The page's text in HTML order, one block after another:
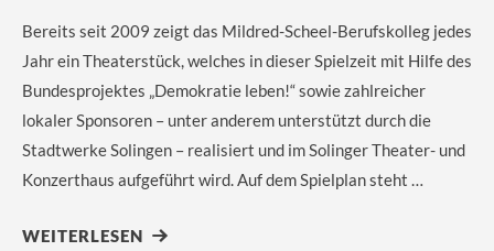
Bereits seit 2009 zeigt das Mildred-Scheel-Berufskolleg jedes
Jahr ein Theaterstück, welches in dieser Spielzeit mit Hilfe des
Bundesprojektes „Demokratie leben!“ sowie zahlreicher
lokaler Sponsoren – unter anderem unterstützt durch die
Stadtwerke Solingen – realisiert und im Solinger Theater- und
Konzerthaus aufgeführt wird. Auf dem Spielplan steht …
WEITERLESEN